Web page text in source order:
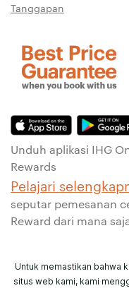
Tanggapan
Unduh aplikasi IHG
Rewards
Pelajari
seputar pemesanan
Reward dari mana
Untuk memastikan bahwa
situs web kami, kami